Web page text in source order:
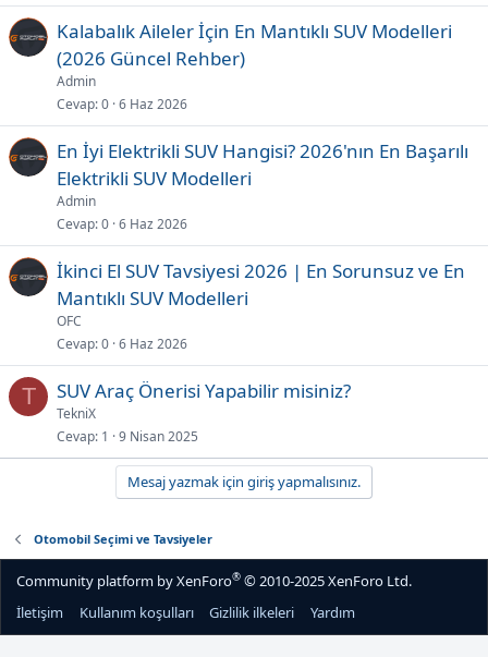
Kalabalık Aileler İçin En Mantıklı SUV Modelleri
(2026 Güncel Rehber)
Admin
Cevap 0 6 Haz 2026
En İyi Elektrikli SUV Hangisi? 2026'nın En Başarılı
Elektrikli SUV Modelleri
Admin
Cevap 0 6 Haz 2026
İkinci El SUV Tavsiyesi 2026 | En Sorunsuz ve En
Mantıklı SUV Modelleri
OFC
Cevap 0 6 Haz 2026
T SUV Araç Önerisi Yapabilir misiniz?
TekniX
Cevap 1 9 Nisan 2025
Mesaj yazmak için giriş yapmalısınız.
Otomobil Seçimi ve Tavsiyeler
Community platform by XenForo® © 2010-2025 XenForo Ltd.
İletişim
Kullanım koşulları Gizlilik ilkeleri Yardım